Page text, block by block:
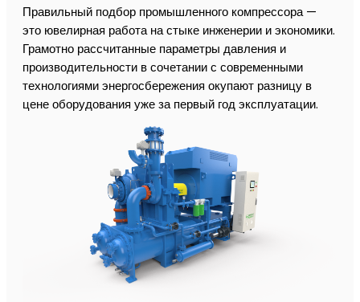
Правильный подбор промышленного компрессора —
это ювелирная работа на стыке инженерии и экономики.
Грамотно рассчитанные параметры давления и
производительности в сочетании с современными
технологиями энергосбережения окупают разницу в
цене оборудования уже за первый год эксплуатации.